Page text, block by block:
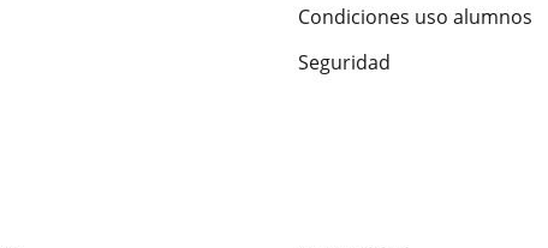
Condiciones uso alumnos
Seguridad